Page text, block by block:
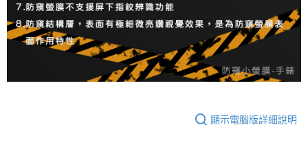
顯示電腦版詳細說明